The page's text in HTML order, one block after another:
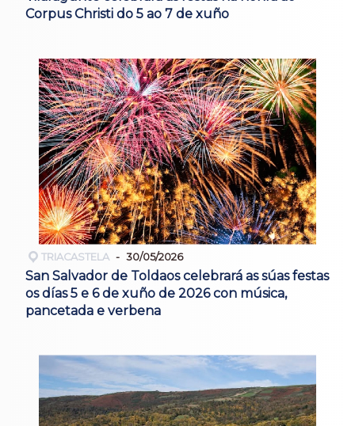
Corpus Christi do 5 ao 7 de xuño
TRIACASTELA 30/05/2026
San Salvador de Toldaos celebrará as súas festas
os días 5 e 6 de xuño de 2026 con música,
pancetada e verbena